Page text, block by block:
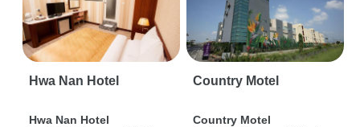
Hwa Nan Hotel
Hwa Nan Hotel
Country Motel
Country Motel